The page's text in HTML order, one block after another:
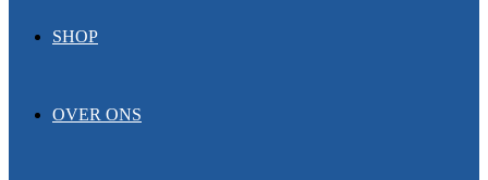
SHOP
OVER ONS